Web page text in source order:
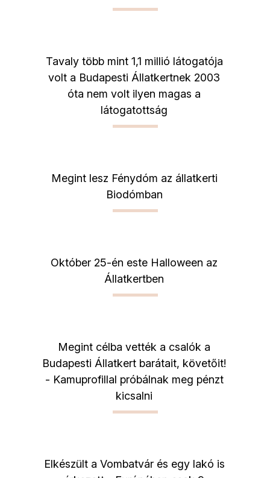
Tavaly több mint 1,1 millió látogatója
volt a Budapesti Állatkertnek 2003
óta nem volt ilyen magas a
látogatottság
Megint lesz Fénydóm az állatkerti
Biodómban
Október 25-én este Halloween az
Állatkertben
Megint célba vették a csalók a
Budapesti Állatkert barátait, követőit!
- Kamuprofillal próbálnak meg pénzt
kicsalni
Elkészült a Vombatvár és egy lakó is